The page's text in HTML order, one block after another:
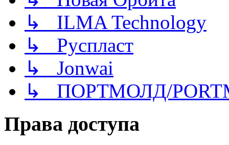
↳ ILMA Technology
↳ Руспласт
↳ Jonwai
↳ ПОРТМОЛД/
Права доступа